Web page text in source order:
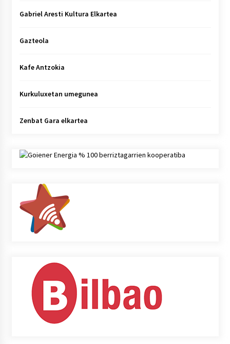
Gabriel Aresti Kultura Elkartea
Gazteola
Kafe Antzokia
Kurkuluxetan umegunea
Zenbat Gara elkartea